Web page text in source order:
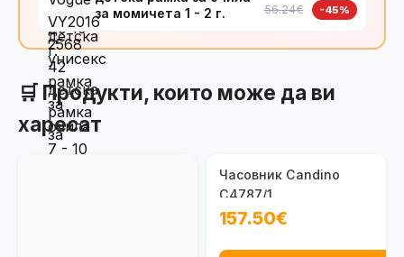
за момичета 1 - 2 г.
56.24€ -45%
🛒 Продукти, които може да ви
харесат
Часовник Candino
C4787/1
157.50€